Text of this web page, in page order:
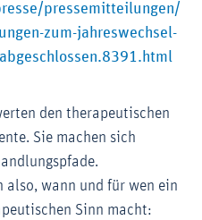
pressemitteilungen/
zum-jahreswechsel-
den therapeutischen
Sie machen sich
also, wann und für wen ein
Sinn macht: